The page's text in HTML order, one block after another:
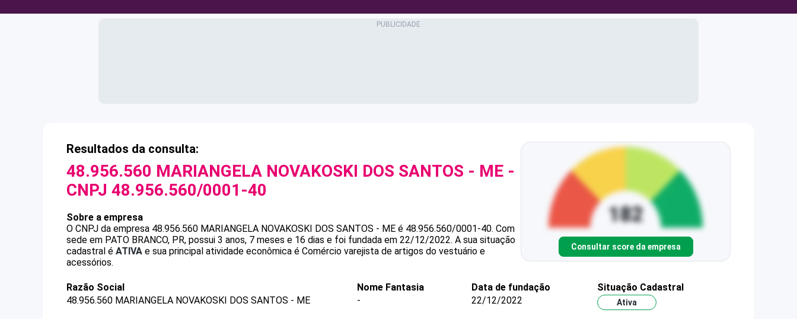
Resultados da consulta:
48.956.560 MARIANGELA NOVAKOSKI DOS SANTOS - ME -
CNPJ 48.956.560/0001-40
Sobre a empresa
O CNPJ da empresa 48.956.560 MARIANGELA NOVAKOSKI DOS SANTOS - ME é 48.956.560/0001-40. Com
sede em PATO BRANCO, PR, possui 3 anos, 7 meses e 16 dias e foi fundada em 22/12/2022. A sua situação
cadastral é ATIVA e sua principal atividade econômica é Comércio varejista de artigos do vestuário e
acessórios.
Consultar score da empresa
Razão Social
48.956.560 MARIANGELA NOVAKOSKI DOS SANTOS - ME
Nome Fantasia
-
Data de fundação
22/12/2022
Situação Cadastral
Ativa